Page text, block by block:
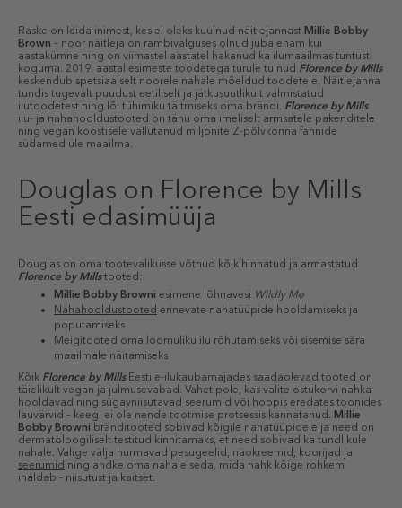
Raske on leida inimest, kes ei oleks kuulnud näitlejannast Millie Bobby
Brown – noor näitleja on rambivalguses olnud juba enam kui
aastakümne ning on viimastel aastatel hakanud ka ilumaailmas tuntust
koguma. 2019. aastal esimeste toodetega turule tulnud Florence by Mills
keskendub spetsiaalselt noorele nahale mõeldud toodetele. Näitlejanna
tundis tugevalt puudust eetiliselt ja jätkusuutlikult valmistatud
ilutoodetest ning lõi tühimiku täitmiseks oma brändi. Florence by Mills
ilu- ja nahahooldustooted on tänu oma imeliselt armsatele pakenditele
ning vegan koostisele vallutanud miljonite Z-põlvkonna fännide
südamed üle maailma.
Douglas on Florence by Mills
Eesti edasimüüja
Douglas on oma tootevalikusse võtnud kõik hinnatud ja armastatud
Florence by Millstooted:
Millie Bobby Browni esimene lõhnavesi Wildly Me
Nahahooldustooted erinevate nahatüüpide hooldamiseks ja
poputamiseks
Meigitooted oma loomuliku ilu rõhutamiseks või sisemise sära
maailmale näitamiseks
Kõik Florence by MillsEesti e-ilukaubamajades saadaolevad tooted on
täielikult vegan ja julmusevabad. Vahet pole, kas valite ostukorvi nahka
hooldavad ning sügavniisutavad seerumid või hoopis eredates toonides
lauvärvid – keegi ei ole nende tootmise protsessis kannatanud. Millie
Bobby Browni bränditooted sobivad kõigile nahatüüpidele ja need on
dermatoloogiliselt testitud kinnitamaks, et need sobivad ka tundlikule
nahale. Valige välja hurmavad pesugeelid, näokreemid, koorijad ja
seerumid ning andke oma nahale seda, mida nahk kõige rohkem
ihaldab - niisutust ja kaitset.